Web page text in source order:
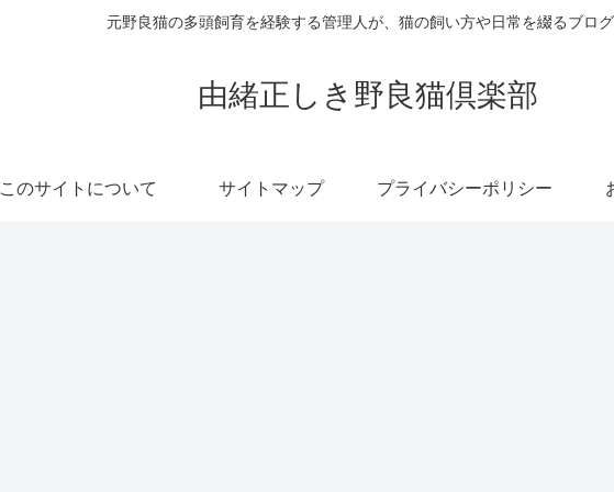
元野良猫の多頭飼育を経験する管理人が、猫の飼い方や日常を綴るブログ
由緒正しき野良猫倶楽部
このサイトについて サイトマップ プライバシーポリシー